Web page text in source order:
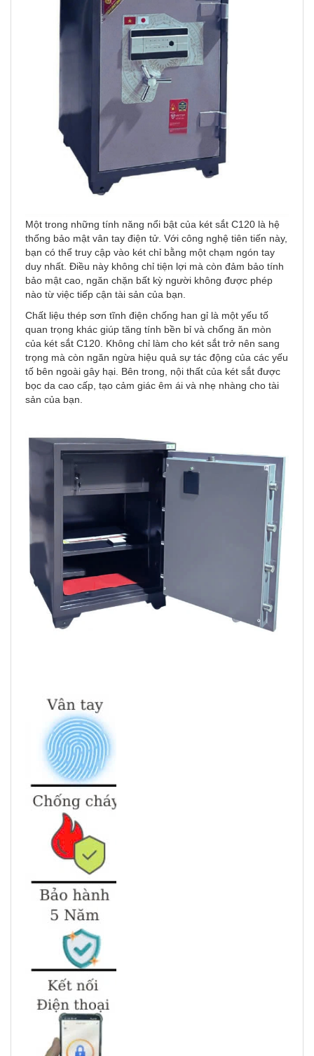
Một trong những tính năng nổi bật của két sắt C120 là hệ
thống bảo mật vân tay điện tử. Với công nghệ tiên tiến này,
bạn có thể truy cập vào két chỉ bằng một chạm ngón tay
duy nhất. Điều này không chỉ tiện lợi mà còn đảm bảo tính
bảo mật cao, ngăn chặn bất kỳ người không được phép
nào từ việc tiếp cận tài sản của bạn.
Chất liệu thép sơn tĩnh điện chống han gỉ là một yếu tố
quan trọng khác giúp tăng tính bền bỉ và chống ăn mòn
của két sắt C120. Không chỉ làm cho két sắt trở nên sang
trọng mà còn ngăn ngừa hiệu quả sự tác động của các yếu
tố bên ngoài gây hại. Bên trong, nội thất của két sắt được
bọc da cao cấp, tạo cảm giác êm ái và nhẹ nhàng cho tài
sản của bạn.